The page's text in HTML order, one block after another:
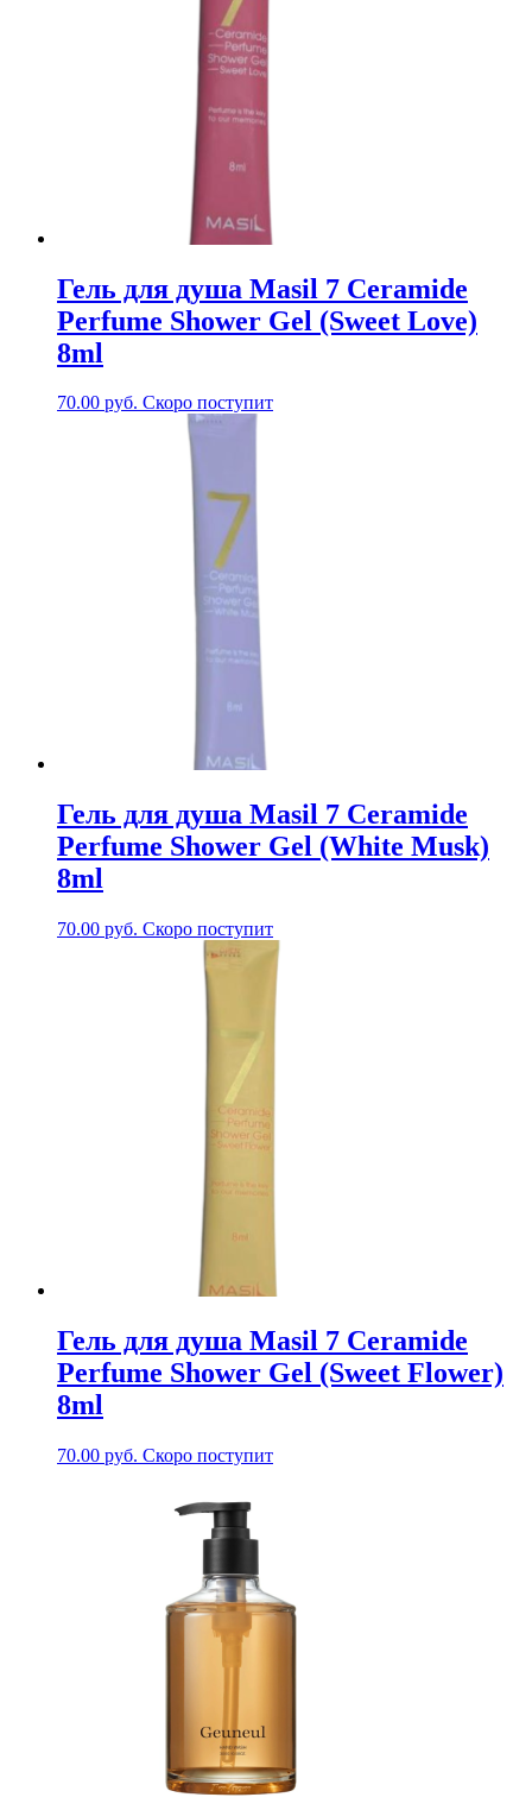
Гель для душа Masil 7 Ceramide
Perfume Shower Gel (Sweet Love)
8ml
70.00 руб. Скоро поступит
Гель для душа Masil 7 Ceramide
Perfume Shower Gel (White Musk)
8ml
70.00 руб. Скоро поступит
Гель для душа Masil 7 Ceramide
Perfume Shower Gel (Sweet Flower)
8ml
70.00 руб. Скоро поступит